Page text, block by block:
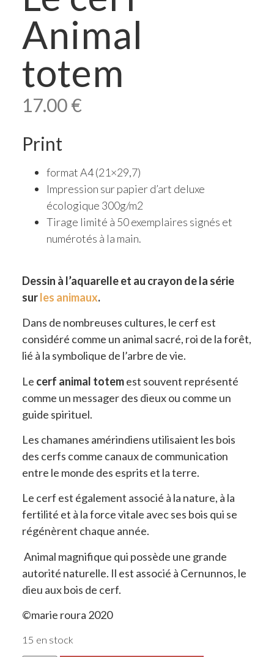
Animal
totem
17.00€
Print
format A4 (21×29,7)
Impression sur papier d’art deluxe
écologique 300g/m2
Tirage limité à 50 exemplaires signés et
numérotés à la main.
Dessin à l’aquarelle et au crayon de la série
surles animaux.
Dans de nombreuses cultures, le cerf est
considéré comme un animal sacré, roi de la forêt,
lié à la symbolique de l’arbre de vie.
Le cerf animal totemest souvent représenté
comme un messager des dieux ou comme un
guide spirituel.
Les chamanes amérindiens utilisaient les bois
des cerfs comme canaux de communication
entre le monde des esprits et la terre.
Le cerf est également associé à la nature, à la
fertilité et à la force vitale avec ses bois qui se
régénèrent chaque année.
Animal magnifique qui possède une grande
autorité naturelle. Il est associé à Cernunnos, le
dieu aux bois de cerf.
©marie roura 2020
15 en stock